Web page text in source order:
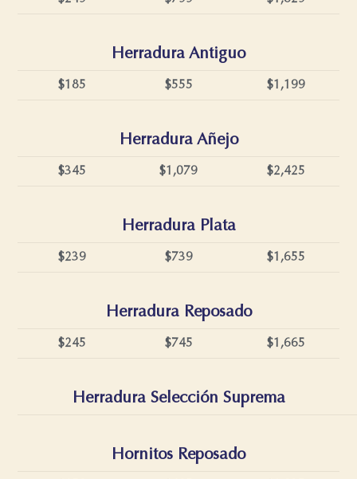
Herradura Antiguo
$185 $555 $1,199
Herradura Añejo
$345 $1,079 $2,425
Herradura Plata
$239 $739 $1,655
Herradura Reposado
$245 $745 $1,665
Herradura Selección Suprema
Hornitos Reposado